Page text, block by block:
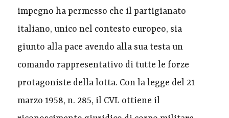
impegno ha permesso che il partigianato
italiano, unico nel contesto europeo, sia
giunto alla pace avendo alla sua testa un
comando rappresentativo di tutte le forze
protagoniste della lotta. Con la legge del 21
marzo 1958, n. 285, il CVL ottiene il